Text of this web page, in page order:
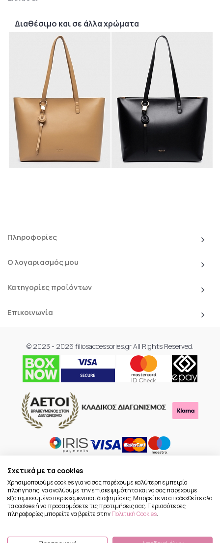
Διαθέσιμο και σε άλλα χρώματα
Πληροφορίες
Ο λογαριασμός μου
Κατηγορίες προϊόντων
Επικοινωνία
© 2023 - 2026 filiosaccessories.gr All Rights Reserved.
Σχετικά με τα cookies
Χρησιμοποιούμε cookies για να σας παρέχουμε καλύτερη εμπειρία
πλοήγησης, να αναλύουμε την επισκεψιμότητα και να σας παρέχουμε
εξατομικευμένο περιεχόμενο και διαφημίσεις. Μπορείτε να αποδεχθείτε όλα
τα cookies ή να προσαρμόσετε τις προτιμήσεις σας. Περισσότερες
πληροφορίες μπορείτε να βρείτε στηνΠολιτική Cookies.